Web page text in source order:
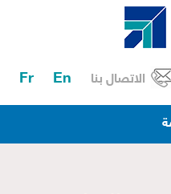
الاتصال بنا En
Fr